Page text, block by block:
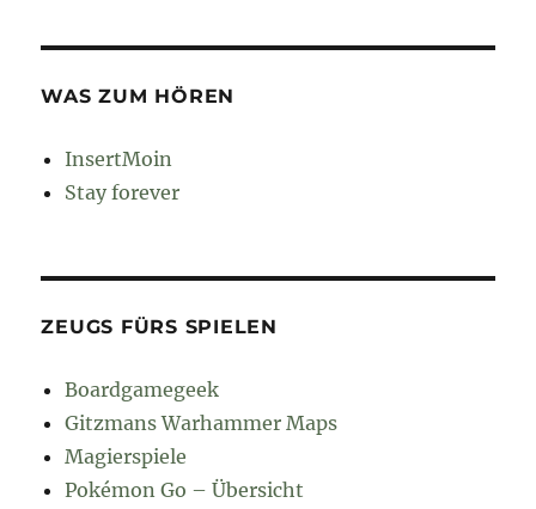
WAS ZUM HÖREN
InsertMoin
Stay forever
ZEUGS FÜRS SPIELEN
Boardgamegeek
Gitzmans Warhammer Maps
Magierspiele
Pokémon Go – Übersicht